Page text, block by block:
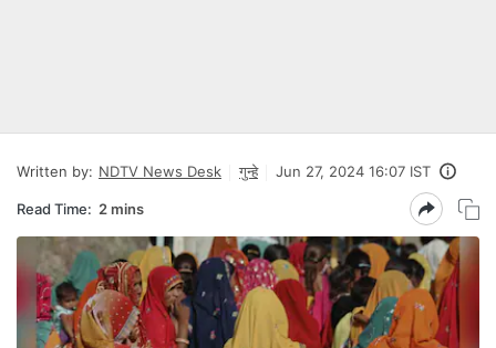
Written by: NDTV News Desk गुन्हे Jun 27, 2024 16:07 IST
Read Time: 2 mins